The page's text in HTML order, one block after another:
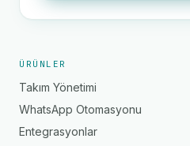
ÜRÜNLER
Takım Yönetimi
WhatsApp Otomasyonu
Entegrasyonlar